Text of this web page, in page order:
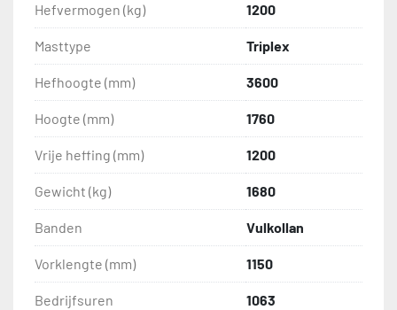
Hefvermogen (kg) 1200
Masttype Triplex
Hefhoogte (mm) 3600
Hoogte (mm) 1760
Vrije heffing (mm) 1200
Gewicht (kg) 1680
Banden Vulkollan
Vorklengte (mm) 1150
Bedrijfsuren 1063